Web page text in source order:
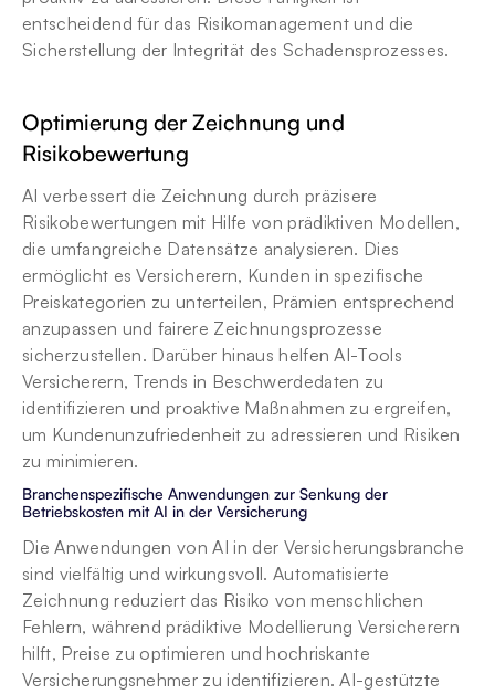
entscheidend für das Risikomanagement und die
Sicherstellung der Integrität des Schadensprozesses.
Optimierung der Zeichnung und
Risikobewertung
AI verbessert die Zeichnung durch präzisere
Risikobewertungen mit Hilfe von prädiktiven Modellen,
die umfangreiche Datensätze analysieren. Dies
ermöglicht es Versicherern, Kunden in spezifische
Preiskategorien zu unterteilen, Prämien entsprechend
anzupassen und fairere Zeichnungsprozesse
sicherzustellen. Darüber hinaus helfen AI-Tools
Versicherern, Trends in Beschwerdedaten zu
identifizieren und proaktive Maßnahmen zu ergreifen,
um Kundenunzufriedenheit zu adressieren und Risiken
zu minimieren.
Branchenspezifische Anwendungen zur Senkung der
Betriebskosten mit AI in der Versicherung
Die Anwendungen von AI in der Versicherungsbranche
sind vielfältig und wirkungsvoll. Automatisierte
Zeichnung reduziert das Risiko von menschlichen
Fehlern, während prädiktive Modellierung Versicherern
hilft, Preise zu optimieren und hochriskante
Versicherungsnehmer zu identifizieren. AI-gestützte